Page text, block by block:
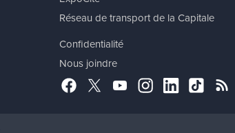
Réseau de transport de la Capitale
Confidentialité
Nous joindre
FacebookTwitterYouTubeInstagramLinkedInTikTokRSS